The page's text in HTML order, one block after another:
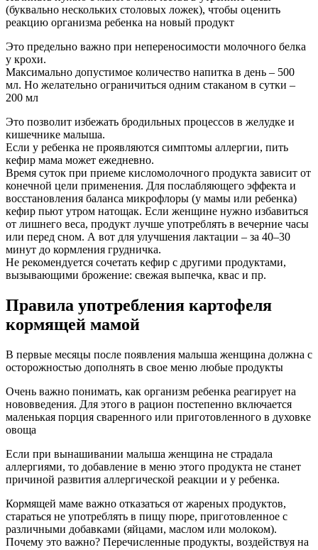
(буквально нескольких столовых ложек), чтобы оценить
реакцию организма ребенка на новый продукт
Это предельно важно при непереносимости молочного белка
у крохи.
Максимально допустимое количество напитка в день – 500
мл. Но желательно ограничиться одним стаканом в сутки –
200 мл
Это позволит избежать бродильных процессов в желудке и
кишечнике малыша.
Если у ребенка не проявляются симптомы аллергии, пить
кефир мама может ежедневно.
Время суток при приеме кисломолочного продукта зависит от
конечной цели применения. Для послабляющего эффекта и
восстановления баланса микрофлоры (у мамы или ребенка)
кефир пьют утром натощак. Если женщине нужно избавиться
от лишнего веса, продукт лучше употреблять в вечерние часы
или перед сном. А вот для улучшения лактации – за 40–30
минут до кормления грудничка.
Не рекомендуется сочетать кефир с другими продуктами,
вызывающими брожение: свежая выпечка, квас и пр.
Правила употребления картофеля
кормящей мамой
В первые месяцы после появления малыша женщина должна с
осторожностью дополнять в свое меню любые продукты
Очень важно понимать, как организм ребенка реагирует на
нововведения. Для этого в рацион постепенно включается
маленькая порция сваренного или приготовленного в духовке
овоща
Если при вынашивании малыша женщина не страдала
аллергиями, то добавление в меню этого продукта не станет
причиной развития аллергической реакции и у ребенка.
Кормящей маме важно отказаться от жареных продуктов,
стараться не употреблять в пищу пюре, приготовленное с
различными добавками (яйцами, маслом или молоком).
Почему это важно? Перечисленные продукты, воздействуя на